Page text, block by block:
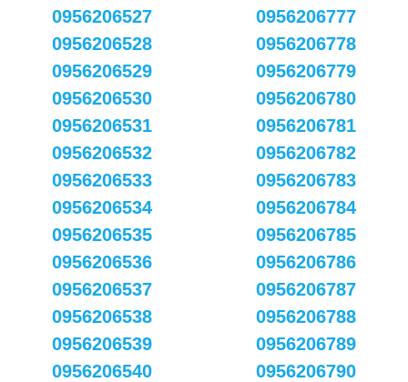
0956206527
0956206528
0956206529
0956206530
0956206531
0956206532
0956206533
0956206534
0956206535
0956206536
0956206537
0956206538
0956206539
0956206540
0956206777
0956206778
0956206779
0956206780
0956206781
0956206782
0956206783
0956206784
0956206785
0956206786
0956206787
0956206788
0956206789
0956206790